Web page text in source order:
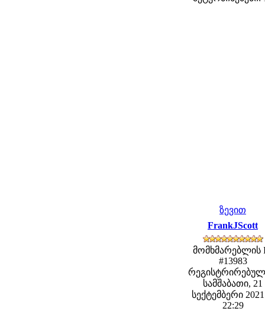
ზევით
FrankJScott
მომხმარებლის
#13983
სამშაბათი, 21
სექტემბერი
22:29